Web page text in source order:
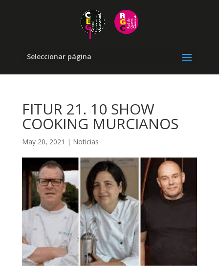
Seleccionar página
FITUR 21. 10 SHOW
COOKING MURCIANOS
May 20, 2021 | Noticias